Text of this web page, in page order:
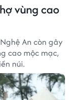
vùng cao
An còn gây
cao mộc mạc,
núi.